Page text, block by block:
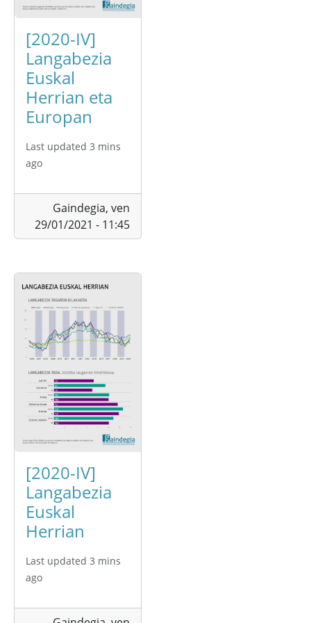
[2020-IV]
Langabezia
Euskal
Herrian eta
Europan
Last updated 3 mins
ago
Gaindegia, ven
29/01/2021 - 11:45
[2020-IV]
Langabezia
Euskal
Herrian
Last updated 3 mins
ago